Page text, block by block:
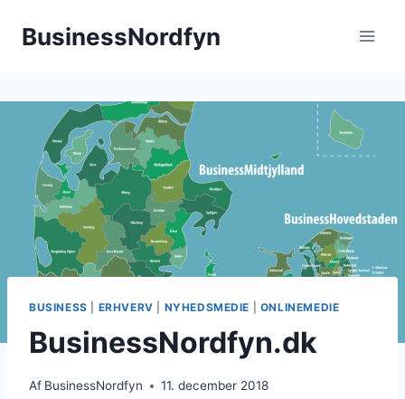
BusinessNordfyn
BUSINESS ERHVERV NYHEDSMEDIE ONLINEMEDIE
BusinessNordfyn.dk
Af BusinessNordfyn 11. december 2018